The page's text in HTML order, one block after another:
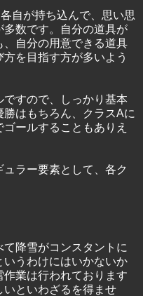
自が持ち込んで、思い思
数です。自分の道具が
自分の用意できる道具
を目指す方が多いよう
すので、しっかり基本
はもちろん、クラスAに
ールすることもありえ
ラー要素として、各ク
降雪がコンスタントに
うわけにはいかないか
業は行われております
いといわざるを得ませ